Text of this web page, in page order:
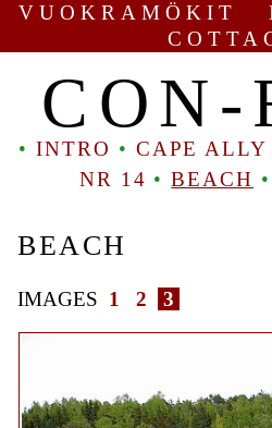
VUOKRAMÖKIT
CON-
•INTRO • CAPE ALLY
NR 14 • BEACH •
BEACH
IMAGES 1 2 3